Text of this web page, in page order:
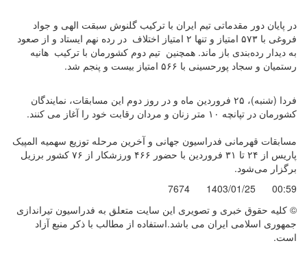
در پایان دور مقدماتی تیم ایران با ترکیب گلنوش سبقت الهی و جواد
فروغی با ۵۷۳ امتیاز و تنها ۲ امتیاز اختلاف در رده نهم ایستاد و از صعود
به دیدار رده‌بندی باز ماند. همچنین تیم دوم کشورمان با ترکیب هانیه
رستمیان و سجاد‌ پورحسینی با ۵۶۶ امتیاز بیست و پنجم شد.
فردا (شنبه)، ۲۵ فروردین ماه و در روز دوم این مسابقات، نمایندگان
کشورمان در تپانچه ۱۰ متر زنان و مردان رقابت خود را آغاز می کنند.
مسابقات قهرمانی فدراسیون جهانی و آخرین مرحله توزیع سهمیه المپیک
پاریس از ۲۴ تا ۳۱ فروردین با حضور ۴۶۶ ورزشکار از ۷۶ کشور برزیل
برگزار می‌شود.
00:59
1403/01/25
7674
© کليه حقوق خبری و تصويری اين سايت متعلق به فدراسیون تیراندازی
جمهوری اسلامی ایران می باشد.استفاده از مطالب با ذكر منبع آزاد
است.